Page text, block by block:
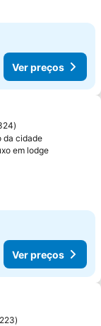
Ver preços
favoritos
da cidade
em lodgeVer
Ver preços
favoritos